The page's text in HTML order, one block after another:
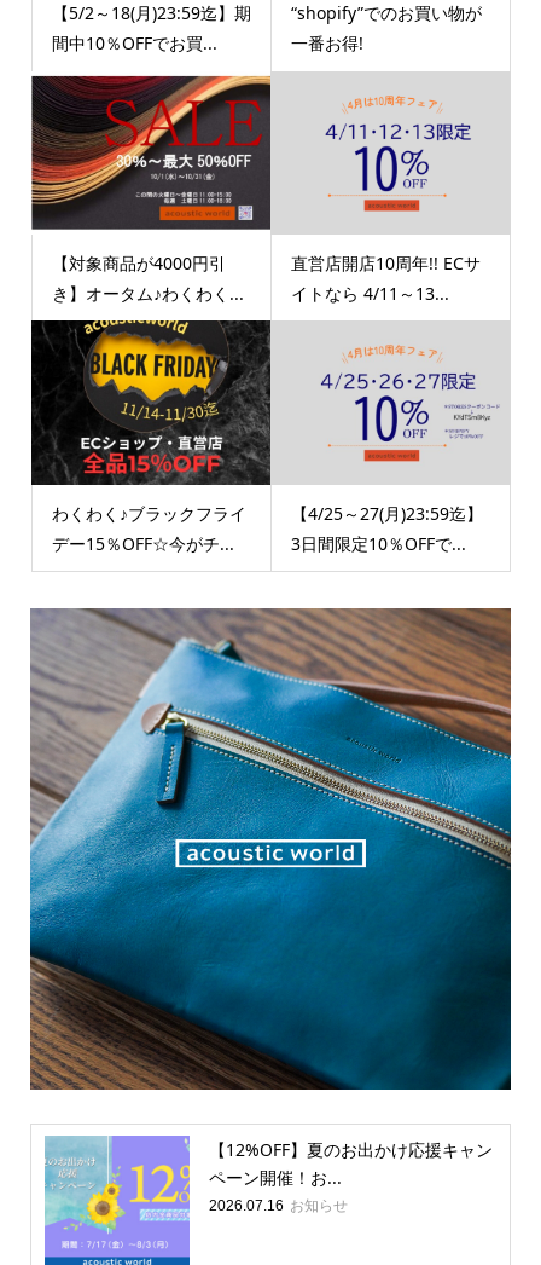
【5/2～18(月)23:59迄】期
間中10％OFFでお買...
“shopify”でのお買い物が
一番お得!
【対象商品が4000円引
き】オータム♪わくわく...
直営店開店10周年!! ECサ
イトなら 4/11～13...
わくわく♪ブラックフライ
デー15％OFF☆今がチ...
【4/25～27(月)23:59迄】
3日間限定10％OFFで...
【12%OFF】夏のお出かけ応援キャン
ペーン開催！お...
2026.07.16 お知らせ